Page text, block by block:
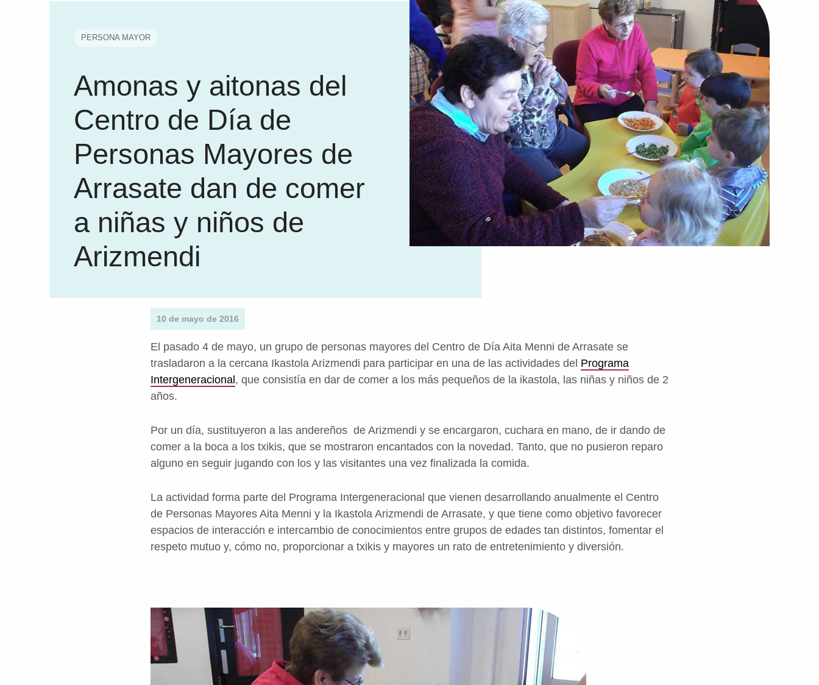
PERSONA MAYOR
Amonas y aitonas del
Centro de Día de
Personas Mayores de
Arrasate dan de comer
a niñas y niños de
Arizmendi
10 de mayo de 2016
El pasado 4 de mayo, un grupo de personas mayores del Centro de Día Aita Menni de Arrasate se
trasladaron a la cercana Ikastola Arizmendi para participar en una de las actividades del Programa
Intergeneracional , que consistía en dar de comer a los más pequeños de la ikastola, las niñas y niños de 2
años.
Por un día, sustituyeron a las andereños de Arizmendi y se encargaron, cuchara en mano, de ir dando de
comer a la boca a los txikis, que se mostraron encantados con la novedad. Tanto, que no pusieron reparo
alguno en seguir jugando con los y las visitantes una vez finalizada la comida.
La actividad forma parte del Programa Intergeneracional que vienen desarrollando anualmente el Centro
de Personas Mayores Aita Menni y la Ikastola Arizmendi de Arrasate, y que tiene como objetivo favorecer
espacios de interacción e intercambio de conocimientos entre grupos de edades tan distintos, fomentar el
respeto mutuo y, cómo no, proporcionar a txikis y mayores un rato de entretenimiento y diversión.